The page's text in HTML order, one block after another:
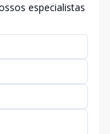
especialistas